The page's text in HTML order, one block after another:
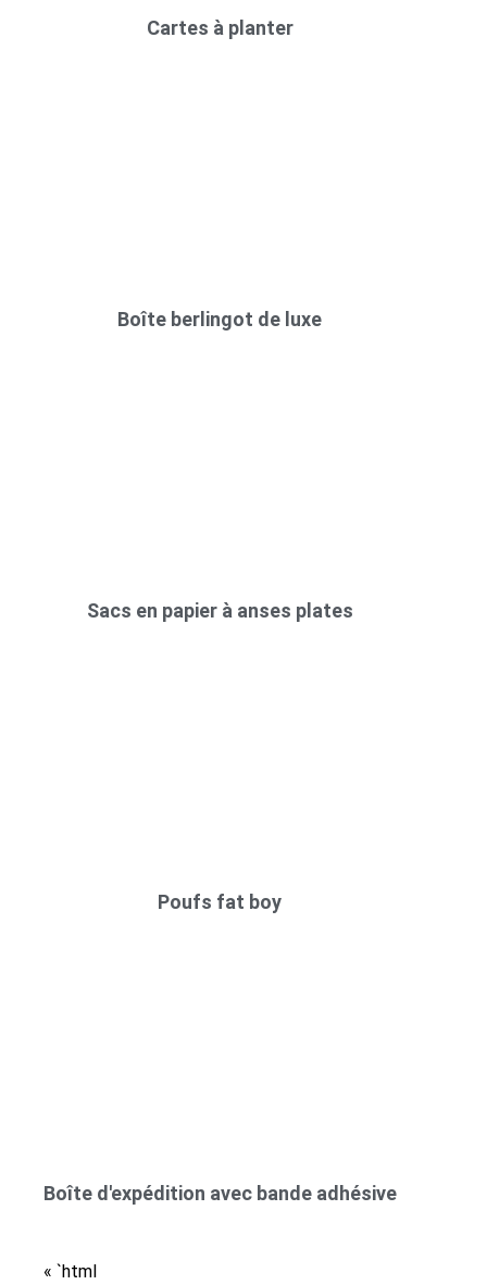
Cartes à planter
Boîte berlingot de luxe
Sacs en papier à anses plates
Poufs fat boy
Boîte d'expédition avec bande adhésive
« `html